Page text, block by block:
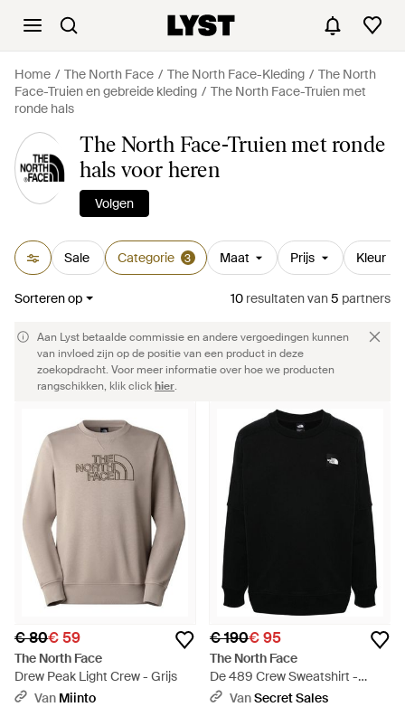
Home The North Face The North Face-Kleding
The North
Face-Truien en gebreide kleding
The North Face-Truien met
ronde hals
The North Face-Truien met ronde
hals voor heren
Volgen
Sale Categorie 3 Maat Prijs Kleur
Sorteren op 10 resultatenvan5 partners
Aan Lyst betaalde commissie en andere vergoedingen kunnen
van invloed zijn op de positie van een product in deze
zoekopdracht. Voor meer informatie over hoe we producten
rangschikken, klik clickhier.
€ 80€ 59
The North Face
Drew Peak Light Crew - Grijs
Van Miinto
€ 190€ 95
The North Face
De 489 Crew Sweatshirt -
Zwart
VanSecret Sales